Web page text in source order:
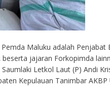
Maluku adalah Penjabat
beserta jajaran Forkopimda
Letkol Laut (P) Andi
Kepulauan Tanimbar